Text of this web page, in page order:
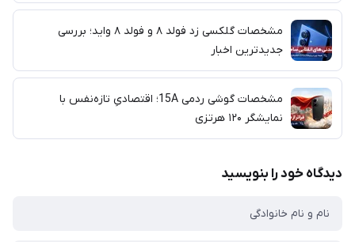
مشخصات گلکسی زد فولد ۸ و فولد ۸ واید؛ بررسی
جدیدترین اخبار
مشخصات گوشی ردمی 15A؛ اقتصادیِ تازه‌نفس با
نمایشگر ۱۲۰ هرتزی
دیدگاه خود را بنویسید